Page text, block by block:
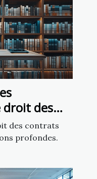
droit des
des contrats
profondes.